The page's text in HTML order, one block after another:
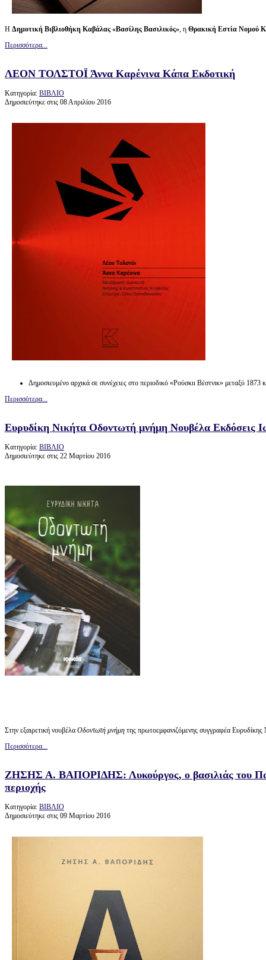
Η Δημοτική Βιβλιοθήκη Καβάλας «Βασίλης Βασιλικός», η Θρακική Εστία Νομού
Περισσότερα...
ΛΕΟΝ ΤΟΛΣΤΟΪ Άννα Καρένινα Κάπα Εκδοτική
Κατηγορία: ΒΙΒΛΙΟ
Δημοσιεύτηκε στις 08 Απριλίου 2016
Δημοσιευμένο αρχικά σε συνέχειες στο περιοδικό «Ρούσκιι Βέστνικ» μεταξύ 1873
Περισσότερα...
Ευρυδίκη Νικήτα Οδοντωτή μνήμη Νουβέλα Εκδόσεις
Κατηγορία: ΒΙΒΛΙΟ
Δημοσιεύτηκε στις 22 Μαρτίου 2016
Στην εξαιρετική νουβέλα Οδοντωτή μνήμη της πρωτοεμφανιζόμενης συγγραφέα Ευρυδίκης
Περισσότερα...
ΖΗΣΗΣ Α. ΒΑΠΟΡΙΔΗΣ: Λυκούργος, ο βασιλιάς του
περιοχής
Κατηγορία: ΒΙΒΛΙΟ
Δημοσιεύτηκε στις 09 Μαρτίου 2016